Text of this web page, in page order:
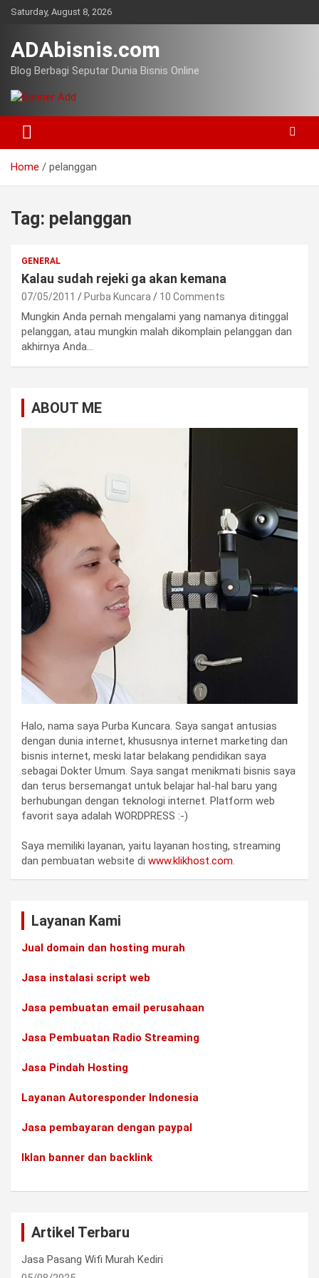
SkipSaturday, August 8, 2026
ADAbisnis.com
Blog Berbagi Seputar Dunia Bisnis Online
Home pelanggan
Tag: pelanggan
GENERAL
Kalau sudah rejeki ga akan kemana
07/05/2011 Purba Kuncara 10 Comments
Mungkin Anda pernah mengalami yang namanya ditinggal
pelanggan, atau mungkin malah dikomplain pelanggan dan
akhirnya Anda…
ABOUT ME
Halo, nama saya Purba Kuncara. Saya sangat antusias
dengan dunia internet, khususnya internet marketing dan
bisnis internet, meski latar belakang pendidikan saya
sebagai Dokter Umum. Saya sangat menikmati bisnis saya
dan terus bersemangat untuk belajar hal-hal baru yang
berhubungan dengan teknologi internet. Platform web
favorit saya adalah WORDPRESS :-)
Saya memiliki layanan, yaitu layanan hosting, streaming
dan pembuatan website di www.klikhost.com.
Layanan Kami
Jual domain dan hosting murah
Jasa instalasi script web
Jasa pembuatan email perusahaan
Jasa Pembuatan Radio Streaming
Jasa Pindah Hosting
Layanan Autoresponder Indonesia
Jasa pembayaran dengan paypal
Iklan banner dan backlink
Artikel Terbaru
Jasa Pasang Wifi Murah Kediri